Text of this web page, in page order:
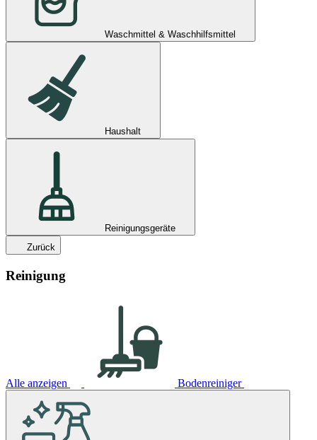
Waschmittel & Waschhilfsmittel
Haushalt
Reinigungsgeräte
Zurück
Reinigung
Alle anzeigen Bodenreiniger